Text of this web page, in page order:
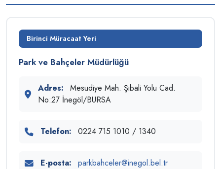
Birinci Müracaat Yeri
Park ve Bahçeler Müdürlüğü
Adres:
Mesudiye Mah. Şibali Yolu Cad.
No:27 İnegöl/BURSA
Telefon: 0224 715 1010 / 1340
E-posta: parkbahceler@inegol.bel.tr